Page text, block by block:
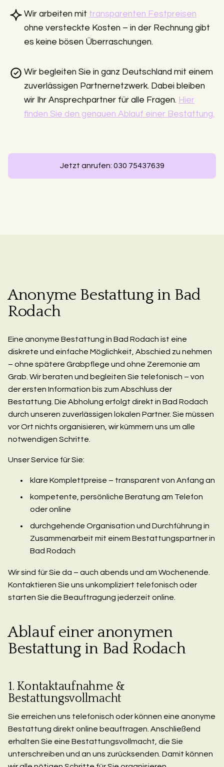
Wir arbeiten mit transparenten Festpreisen
ohne versteckte Kosten – in der Rechnung gibt
es keine bösen Überraschungen.
Wir begleiten Sie in ganz Deutschland mit einem
zuverlässigen Partnernetzwerk. Dabei bleiben
wir Ihr Ansprechpartner für alle Fragen. Hier
finden Sie den genauen Ablauf einer Bestattung.
Jetzt anrufen: 030 75437639
Anonyme Bestattung in Bad
Rodach
Eine anonyme Bestattung in Bad Rodach ist eine
diskrete und einfache Möglichkeit, Abschied zu nehmen
– ohne spätere Grabpflege und ohne Zeremonie am
Grab. Wir beraten und begleiten Sie telefonisch – von
der ersten Information bis zum Abschluss der
Bestattung. Die Abholung erfolgt direkt in Bad Rodach
durch unseren zuverlässigen lokalen Partner. Sie müssen
vor Ort nichts organisieren, wir kümmern uns um alle
notwendigen Schritte.
Unser Service für Sie:
klare Komplettpreise – transparent von Anfang an
kompetente, persönliche Beratung am Telefon
oder online
durchgehende Organisation und Durchführung in
Zusammenarbeit mit einem Bestattungspartner in
Bad Rodach
Wir sind für Sie da – auch abends und am Wochenende.
Kontaktieren Sie uns unkompliziert telefonisch oder
starten Sie die Beauftragung jederzeit online.
Ablauf einer anonymen
Bestattung in Bad Rodach
1. Kontaktaufnahme &
Bestattungsvollmacht
Sie erreichen uns telefonisch oder können eine anonyme
Bestattung direkt online beauftragen. Anschließend
erhalten Sie eine Bestattungsvollmacht, die Sie
unterschreiben und an uns zurücksenden. Damit können